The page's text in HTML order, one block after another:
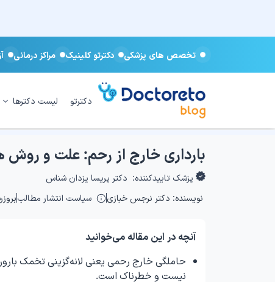
تخصص های پزشکی دکترتو کلینیک مراکز درمانی
دکترتو لیست دکترها
بارداری خارج از رحم: علت و
پزشک تاییدکننده: دکتر پریسا یزدان شناس
نویسنده: دکتر نرجس خبازی سیاست انتشار مطالب
آنچه در این مقاله می‌خوانید
حاملگی خارج رحمی یعنی لانه‌گزینی تخمک
نیست و خطرناک است.